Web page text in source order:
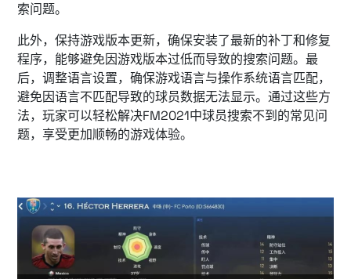
索问题。
此外，保持游戏版本更新，确保安装了最新的补丁和修复
程序，能够避免因游戏版本过低而导致的搜索问题。最
后，调整语言设置，确保游戏语言与操作系统语言匹配，
避免因语言不匹配导致的球员数据无法显示。通过这些方
法，玩家可以轻松解决FM2021中球员搜索不到的常见问
题，享受更加顺畅的游戏体验。